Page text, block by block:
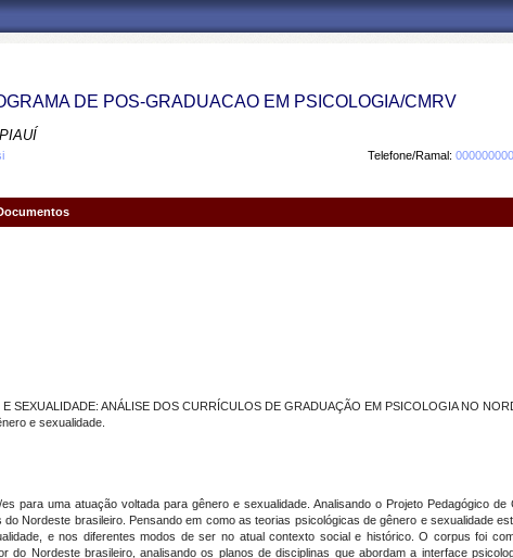
DE POS-GRADUACAO EM PSICOLOGIA/CMRV
Telefone/Ramal:
SEXUALIDADE: ANÁLISE DOS CURRÍCULOS DE GRADUAÇÃO EM PSICOLOGIA NO
e sexualidade.
para uma atuação voltada para gênero e sexualidade. Analisando o Projeto Pedagógico de
Nordeste brasileiro. Pensando em como as teorias psicológicas de gênero e sexualidade
e nos diferentes modos de ser no atual contexto social e histórico. O corpus foi
do Nordeste brasileiro, analisando os planos de disciplinas que abordam a interface